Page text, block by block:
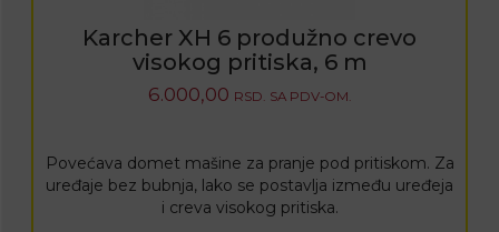
Karcher XH 6 produžno crevo
visokog pritiska, 6 m
6.000,00 RSD. SA PDV-OM.
Povećava domet mašine za pranje pod pritiskom. Za
uređaje bez bubnja, lako se postavlja između uređeja
i creva visokog pritiska.